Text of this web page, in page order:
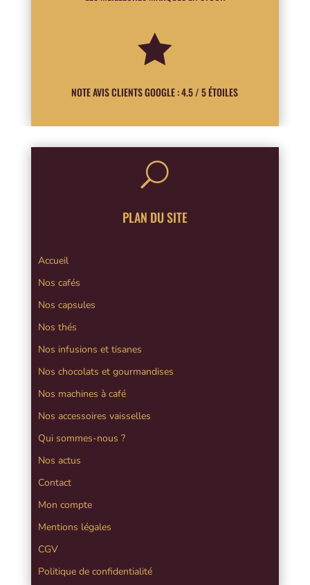

NOTE AVIS CLIENTS GOOGLE : 4.5 / 5 ÉTOILES
U
PLAN DU SITE
Accueil
Nos cafés
Nos capsules
Nos thés
Nos infusions et tisanes
Nos chocolats et gourmandises
Nos machines à café
Nos accessoires vaisselles
Qui sommes-nous ?
Nos actus
Contact
Mon compte
Mentions légales
CGV
Politique de confidentialité